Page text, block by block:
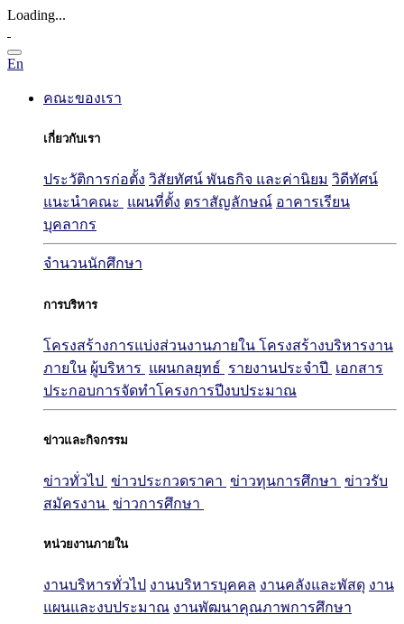
Loading...
En
คณะของเรา
เกี่ยวกับเรา
ประวัติการก่อตั้ง วิสัยทัศน์ พันธกิจ และค่านิยม วิดีทัศน์
แนะนำคณะ
แผนที่ตั้ง ตราสัญลักษณ์ อาคารเรียน
บุคลากร
จำนวนนักศึกษา
การบริหาร
โครงสร้างการแบ่งส่วนงานภายใน โครงสร้างบริหารงาน
ภายใน ผู้บริหาร แผนกลยุทธ์ รายงานประจำปี
เอกสาร
ประกอบการจัดทำโครงการปีงบประมาณ
ข่าวและกิจกรรม
ข่าวทั่วไป ข่าวประกวดราคา ข่าวทุนการศึกษา ข่าวรับ
สมัครงาน ข่าวการศึกษา
หน่วยงานภายใน
งานบริหารทั่วไป งานบริหารบุคคล งานคลังและพัสดุ งาน
แผนและงบประมาณ งานพัฒนาคุณภาพการศึกษา